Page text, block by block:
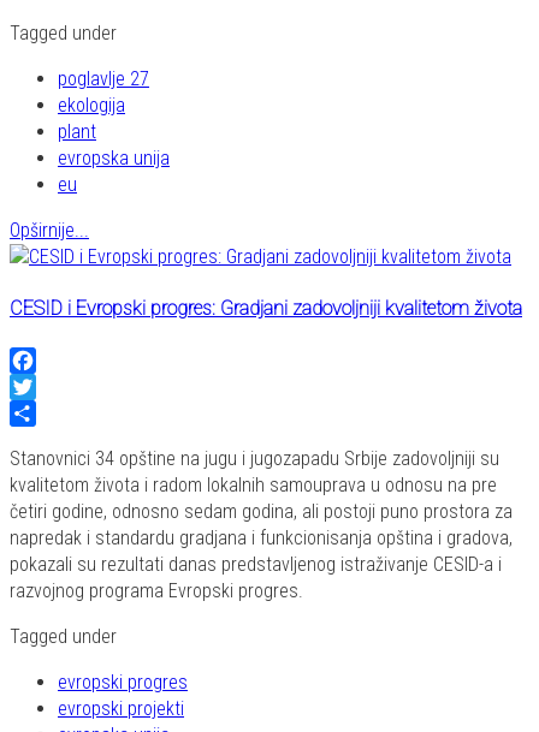
Tagged under
poglavlje 27
ekologija
plant
evropska unija
eu
Opširnije...
CESID i Evropski progres: Gradjani zadovoljniji kvalitetom života
Facebook
Twitter
Stanovnici 34 opštine na jugu i jugozapadu Srbije zadovoljniji su
kvalitetom života i radom lokalnih samouprava u odnosu na pre
četiri godine, odnosno sedam godina, ali postoji puno prostora za
napredak i standardu gradjana i funkcionisanja opština i gradova,
pokazali su rezultati danas predstavljenog istraživanje CESID-a i
razvojnog programa Evropski progres.
Tagged under
evropski progres
evropski projekti